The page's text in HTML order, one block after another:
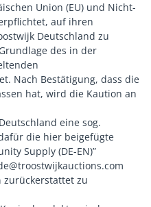
Union (EU) und Nicht-
auf ihren
Deutschland zu
des in der
Nach Bestätigung, dass die
hat, wird die Kaution an
eine sog.
die hier beigefügte
Supply (DE-EN)”
zurückerstattet zu